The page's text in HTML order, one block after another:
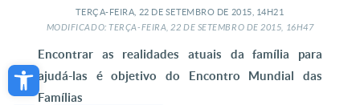
Open toolbar
TERÇA-FEIRA, 22 DE SETEMBRO DE 2015, 14H21
MODIFICADO: TERÇA-FEIRA, 22 DE SETEMBRO DE2015, 16H47
Encontrar as realidades atuais da família para
ajudá-las é objetivo do Encontro Mundial das
Famílias